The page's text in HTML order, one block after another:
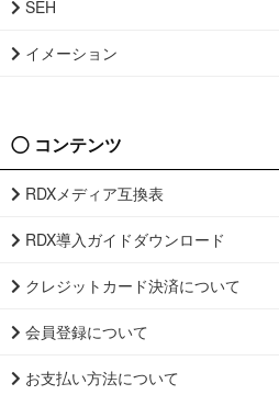
SEH
イメーション
コンテンツ
RDXメディア互換表
RDX導入ガイドダウンロード
クレジットカード決済について
会員登録について
お支払い方法について